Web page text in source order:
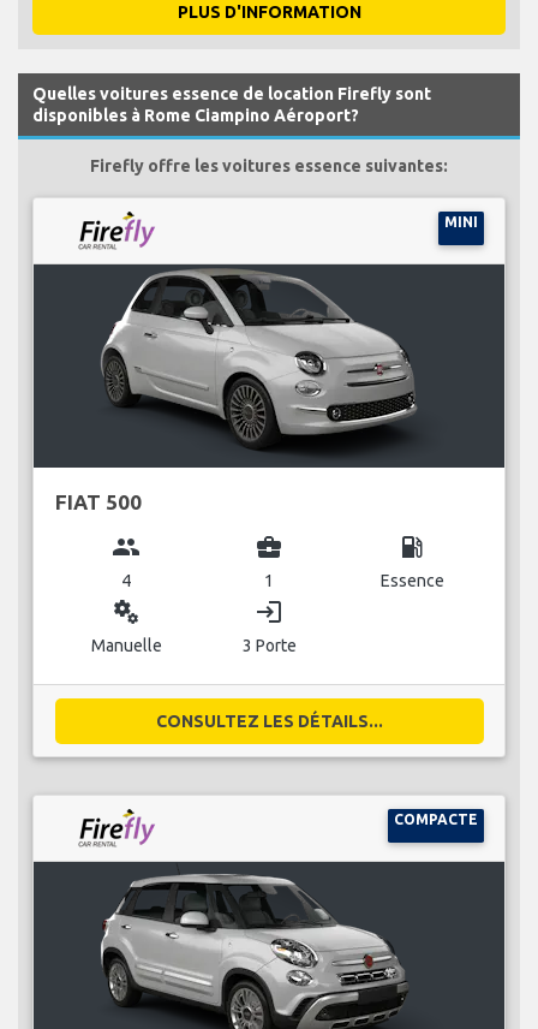
PLUS D'INFORMATION
Quelles voitures essence de location Firefly sont
disponibles à Rome Ciampino Aéroport?
Firefly offre les voitures essence suivantes:
MINI
FIAT 500
group
4
business_center
1
local_gas_station
Essence
miscellaneous_services
Manuelle
login
3 Porte
CONSULTEZ LES DÉTAILS...
COMPACTE